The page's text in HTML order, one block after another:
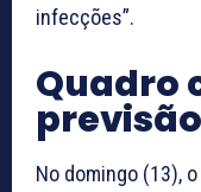
infecções”.
Quadro
No domingo (13),